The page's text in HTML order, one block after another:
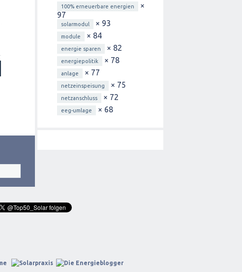
100% erneuerbare energien
×
97
solarmodul × 93
module × 84
energie sparen × 82
energiepolitik × 78
anlage × 77
netzeinspeisung × 75
netzanschluss × 72
eeg-umlage × 68